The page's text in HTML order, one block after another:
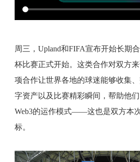
周三，Upland和FIFA宣布开始长期
杯比赛正式开始。这类合作对双方
项合作让世界各地的球迷能够收集
字资产以及比赛精彩瞬间，帮助他
Web3的运作模式——这也是双方本
标。